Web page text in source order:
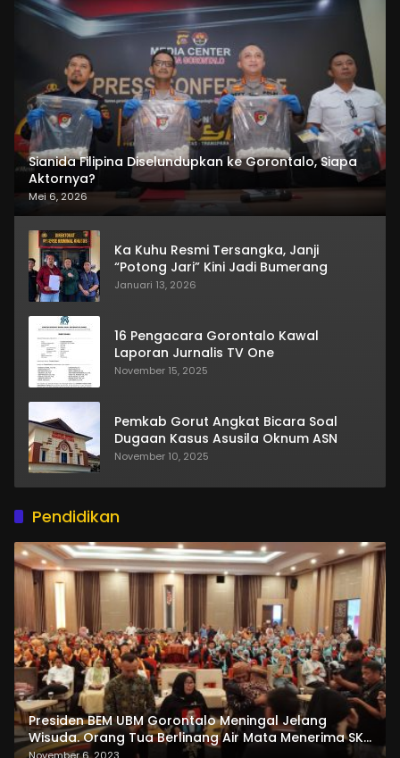
Sianida Filipina Diselundupkan ke Gorontalo, Siapa
Aktornya?
Mei 6, 2026
Ka Kuhu Resmi Tersangka, Janji
“Potong Jari” Kini Jadi Bumerang
Januari 13, 2026
16 Pengacara Gorontalo Kawal
Laporan Jurnalis TV One
November 15, 2025
Pemkab Gorut Angkat Bicara Soal
Dugaan Kasus Asusila Oknum ASN
November 10, 2025
Pendidikan
Presiden BEM UBM Gorontalo Meningal Jelang
Wisuda. Orang Tua Berlinang Air Mata Menerima SKL